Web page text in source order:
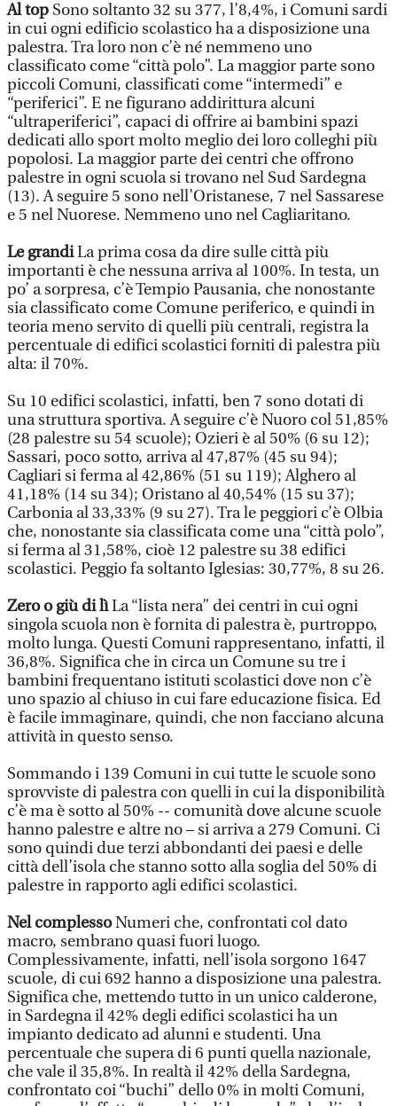
Al top Sono soltanto 32 su 377, l’8,4%, i Comuni sardi
in cui ogni edificio scolastico ha a disposizione una
palestra. Tra loro non c’è né nemmeno uno
classificato come “città polo”. La maggior parte sono
piccoli Comuni, classificati come “intermedi” e
“periferici”. E ne figurano addirittura alcuni
“ultraperiferici”, capaci di offrire ai bambini spazi
dedicati allo sport molto meglio dei loro colleghi più
popolosi. La maggior parte dei centri che offrono
palestre in ogni scuola si trovano nel Sud Sardegna
(13). A seguire 5 sono nell’Oristanese, 7 nel Sassarese
e 5 nel Nuorese. Nemmeno uno nel Cagliaritano.
Le grandiLa prima cosa da dire sulle città più
importanti è che nessuna arriva al 100%. In testa, un
po’ a sorpresa, c’è Tempio Pausania, che nonostante
sia classificato come Comune periferico, e quindi in
teoria meno servito di quelli più centrali, registra la
percentuale di edifici scolastici forniti di palestra più
alta: il 70%.
Su 10 edifici scolastici, infatti, ben 7 sono dotati di
una struttura sportiva. A seguire c’è Nuoro col 51,85%
(28 palestre su 54 scuole); Ozieri è al 50% (6 su 12);
Sassari, poco sotto, arriva al 47,87% (45 su 94);
Cagliari si ferma al 42,86% (51 su 119); Alghero al
41,18% (14 su 34); Oristano al 40,54% (15 su 37);
Carbonia al 33,33% (9 su 27). Tra le peggiori c’è Olbia
che, nonostante sia classificata come una “città polo”,
si ferma al 31,58%, cioè 12 palestre su 38 edifici
scolastici. Peggio fa soltanto Iglesias: 30,77%, 8 su 26.
Zero o giù di lìLa “lista nera” dei centri in cui ogni
singola scuola non è fornita di palestra è, purtroppo,
molto lunga. Questi Comuni rappresentano, infatti, il
36,8%. Significa che in circa un Comune su tre i
bambini frequentano istituti scolastici dove non c’è
uno spazio al chiuso in cui fare educazione fisica. Ed
è facile immaginare, quindi, che non facciano alcuna
attività in questo senso.
Sommando i 139 Comuni in cui tutte le scuole sono
sprovviste di palestra con quelli in cui la disponibilità
c’è ma è sotto al 50% -- comunità dove alcune scuole
hanno palestre e altre no – si arriva a 279 Comuni. Ci
sono quindi due terzi abbondanti dei paesi e delle
città dell’isola che stanno sotto alla soglia del 50% di
palestre in rapporto agli edifici scolastici.
Nel complessoNumeri che, confrontati col dato
macro, sembrano quasi fuori luogo.
Complessivamente, infatti, nell’isola sorgono 1647
scuole, di cui 692 hanno a disposizione una palestra.
Significa che, mettendo tutto in un unico calderone,
in Sardegna il 42% degli edifici scolastici ha un
impianto dedicato ad alunni e studenti. Una
percentuale che supera di 6 punti quella nazionale,
che vale il 35,8%. In realtà il 42% della Sardegna,
confrontato coi “buchi” dello 0% in molti Comuni,